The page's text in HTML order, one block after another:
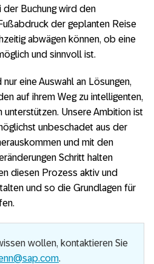
der Buchung wird den
der geplanten Reise
abwägen können, ob eine
und sinnvoll ist.
eine Auswahl an Lösungen,
auf ihrem Weg zu intelligenten,
unterstützen. Unsere Ambition ist
unbeschadet aus der
und mit den
Schritt halten
diesen Prozess aktiv und
und so die Grundlagen für
wollen, kontaktieren Sie
.